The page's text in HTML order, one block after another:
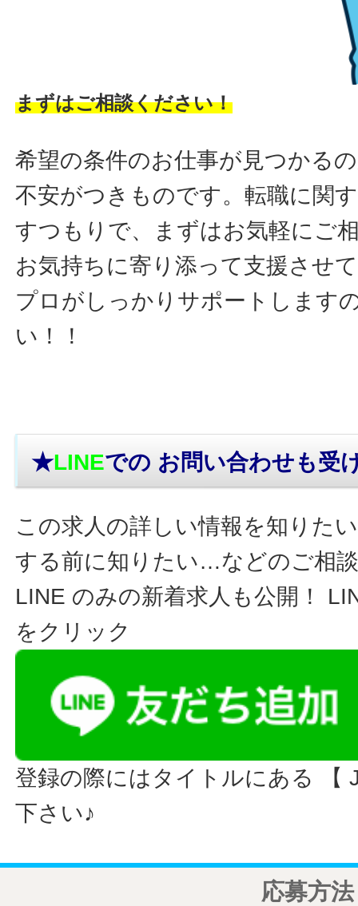
まずはご相談ください！
希望の条件のお仕事が見つかる
不安がつきものです。転職に関
すつもりで、まずはお気軽にご
お気持ちに寄り添って支援させ
プロがしっかりサポートします
い！！
★LINEでの お問い合わせも受
この求人の詳しい情報を知りた
する前に知りたい…などのご相
LINE のみの新着求人も公開！
をクリック
登録の際にはタイトルにある 【
下さい♪
応募方法